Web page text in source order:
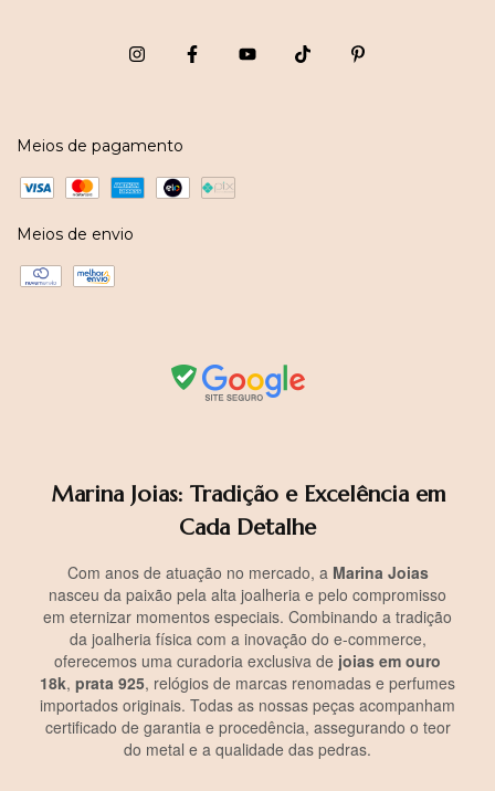
Meios de pagamento
Meios de envio
Marina Joias: Tradição e Excelência em
Cada Detalhe
Com anos de atuação no mercado, a Marina Joias
nasceu da paixão pela alta joalheria e pelo compromisso
em eternizar momentos especiais. Combinando a tradição
da joalheria física com a inovação do e-commerce,
oferecemos uma curadoria exclusiva de joias em ouro
18k, prata 925, relógios de marcas renomadas e perfumes
importados originais. Todas as nossas peças acompanham
certificado de garantia e procedência, assegurando o teor
do metal e a qualidade das pedras.